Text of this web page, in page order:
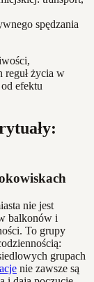
spędzania
reguł życia w
efektu
nie jest
balkonów i
To grupy
grupach
nie zawsze są